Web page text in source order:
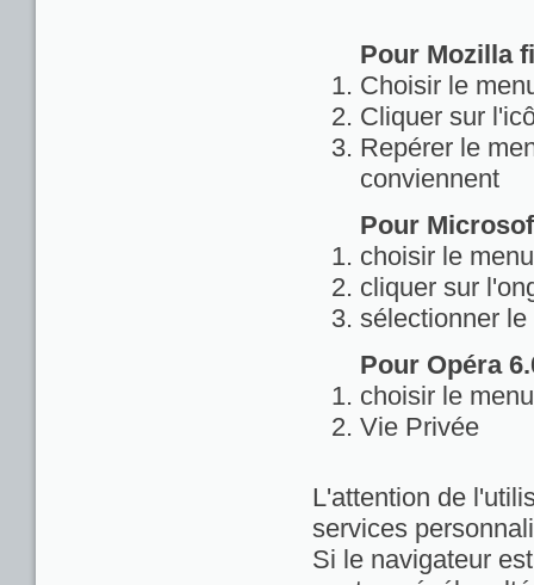
Pour Mozilla
Choisir le
Cliquer sur
Repérer le
conviennent
Pour
choisir le
cliquer sur
sélectionner
Pour Opéra
choisir le
Vie Privée
L'attention de
services
Si le navigateur